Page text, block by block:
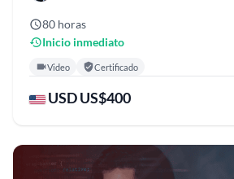
80 horas
Inicio inmediato
Video Certificado
USD US$400